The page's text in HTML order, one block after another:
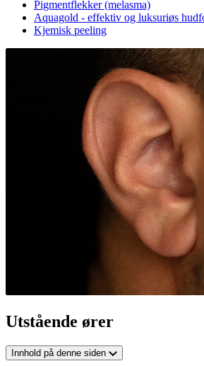
Pigmentflekker (melasma)
Aquagold - effektiv og luksuriøs
Kjemisk peeling
Utstående ører
Innhold på denne siden